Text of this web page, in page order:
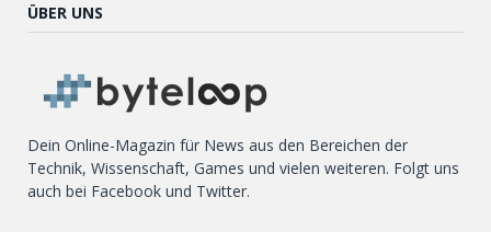
ÜBER UNS
Dein Online-Magazin für News aus den Bereichen der
Technik, Wissenschaft, Games und vielen weiteren. Folgt uns
auch bei Facebook und Twitter.